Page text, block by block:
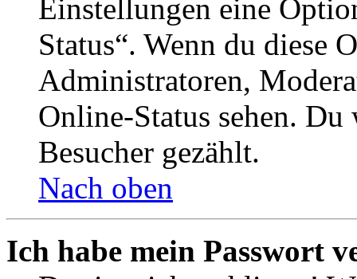
Einstellungen eine
Status“. Wenn du diese
Administratoren,
Online-Status sehen.
Besucher gezählt.
Nach oben
Ich habe mein Passwort